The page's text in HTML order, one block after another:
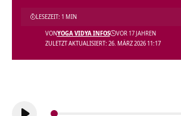
ZULETZT AKTUALISIERT: 26. MÄRZ 2026 11:17
VONYOGA VIDYA INFOS VOR 17 JAHREN
LESEZEIT: 1 MIN
Audio-